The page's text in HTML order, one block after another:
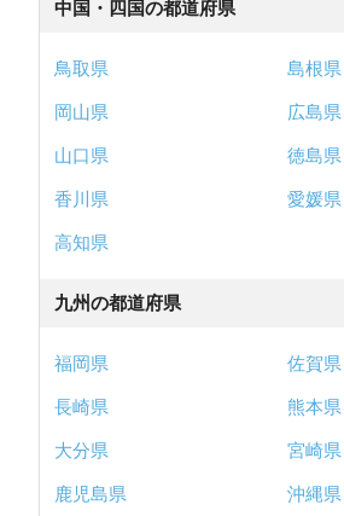
中国・四国の都道府県
鳥取県
島根県
岡山県
広島県
山口県
徳島県
香川県
愛媛県
高知県
九州の都道府県
福岡県
佐賀県
長崎県
熊本県
大分県
宮崎県
鹿児島県
沖縄県